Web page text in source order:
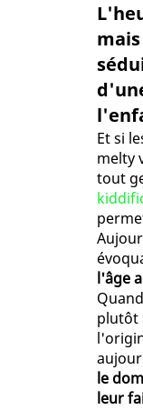
Et si
melty
tout
l'âge
plutôt
le
leur